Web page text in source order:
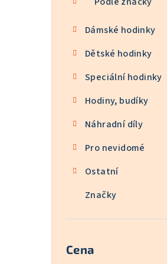
Dámské hodinky
Dětské hodinky
Speciální hodinky
Hodiny, budíky
Náhradní díly
Pro nevidomé
Ostatní
Značky
Cena